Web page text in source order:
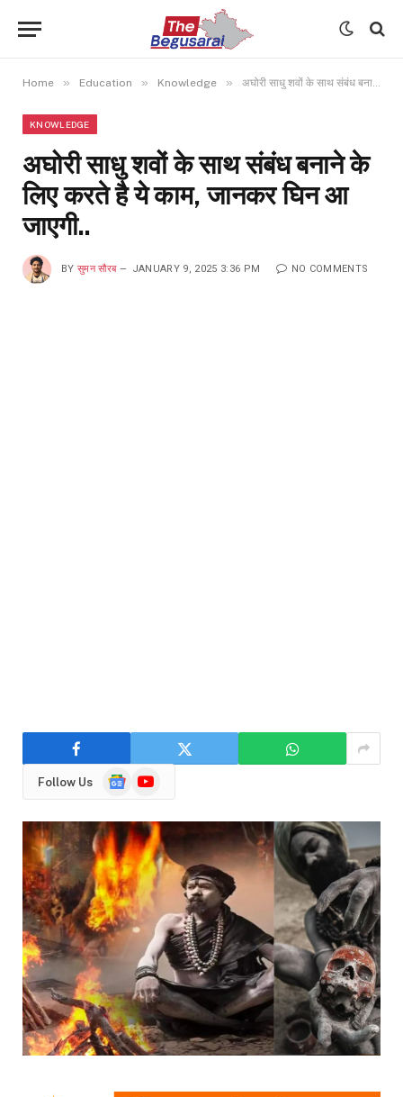
Home » Education » Knowledge » अघोरी साधु शवों के साथ संबंध बनाने के लिए करते है ये काम, जानकर घिन आ जाएगी..
KNOWLEDGE
अघोरी साधु शवों के साथ संबंध बनाने के
लिए करते है ये काम, जानकर घिन आ
जाएगी..
BY सुमन सौरब JANUARY 9, 2025 3:36 PM NO COMMENTS
Follow Us
GoogleYouTube